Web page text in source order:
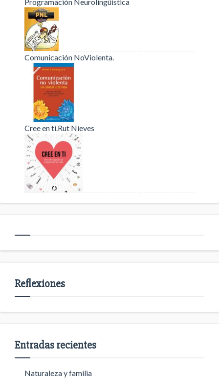
Comunicación NoViolenta.
Cree en ti.Rut Nieves
Reflexiones
Entradas recientes
Naturaleza y familia